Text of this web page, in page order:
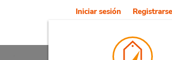
Iniciar sesión Registrarse